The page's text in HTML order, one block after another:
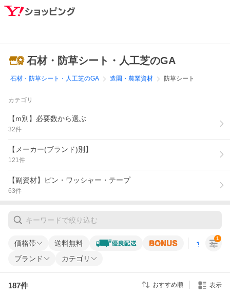
石材・防草シート・人工芝のGA
石材・防草シート・人工芝のGA 造園・農業資材 防草シート
カテゴリ
【m別】必要数から選ぶ
32件
【メーカー(ブランド)別】
121件
【副資材】ピン・ワッシャー・テープ
63件
価格帯 送料無料 すべての条
ブランド カテゴリ
1
187件 おすすめ順 表示